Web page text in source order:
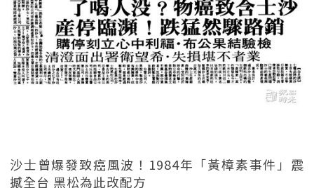
沙士曾爆發致癌風波！1984年「黃樟素事件」震
撼全台 黑松為此改配方